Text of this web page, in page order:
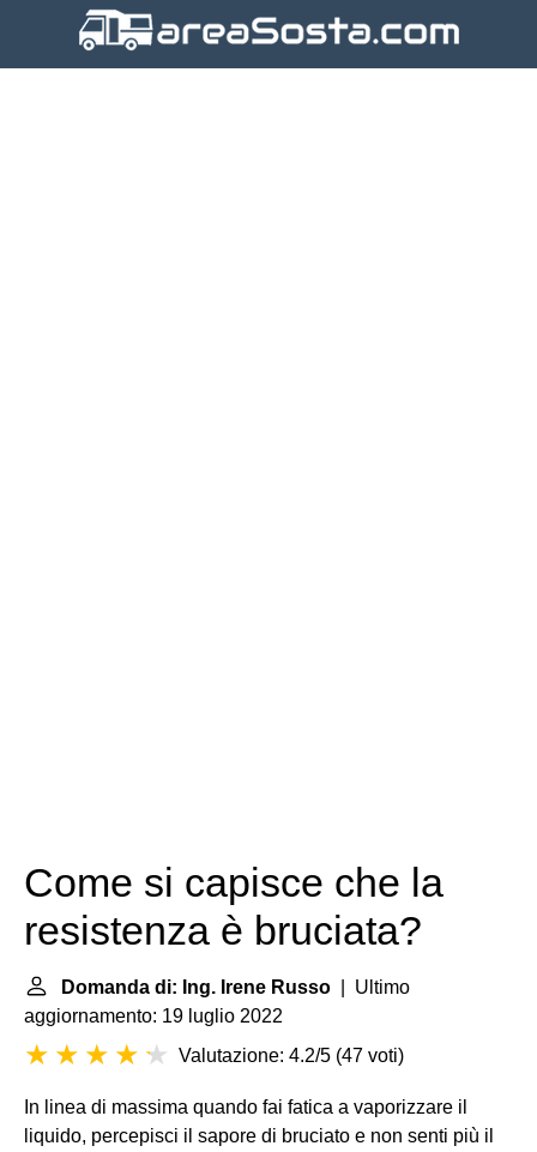
Come si capisce che la
resistenza è bruciata?
Domanda di: Ing. Irene Russo | Ultimo
aggiornamento: 19 luglio 2022
Valutazione: 4.2/5 (47 voti)
In linea di massima quando fai fatica a vaporizzare il
liquido, percepisci il sapore di bruciato e non senti più il